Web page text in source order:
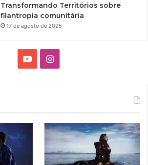
Transformando Territórios sobre
filantropia comunitária
17 de agosto de 2025
T
I
t
g